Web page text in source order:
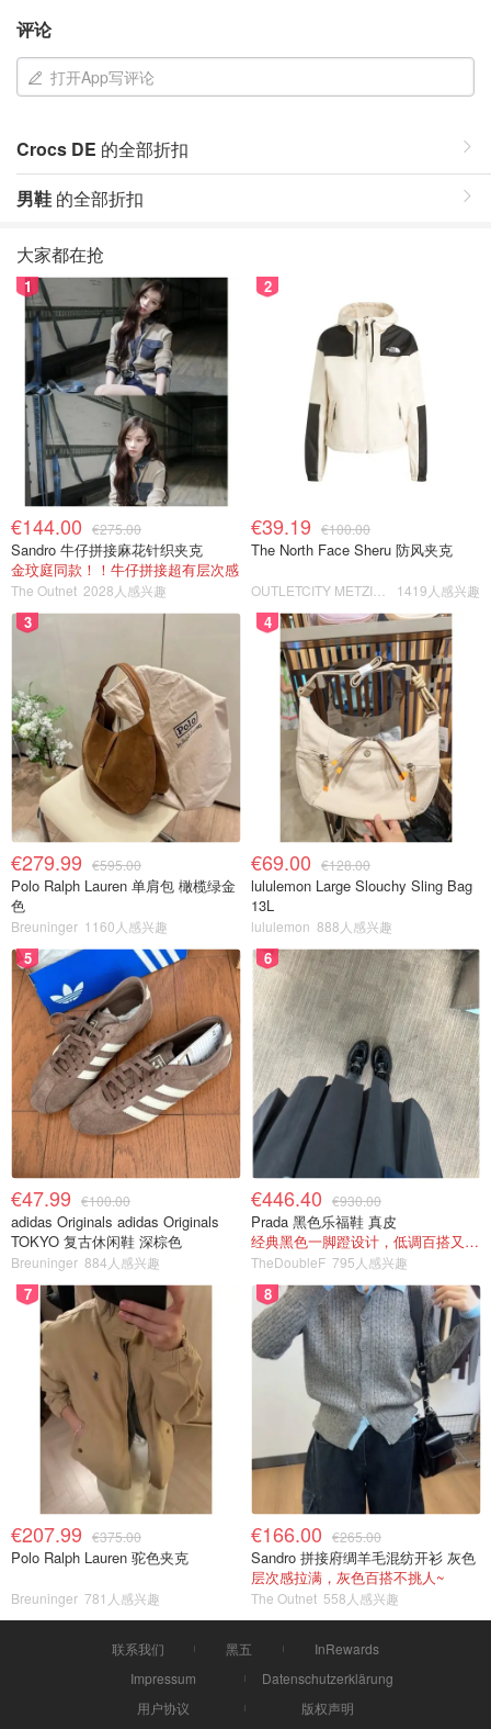
评论
打开App写评论
Crocs DE 的全部折扣
男鞋 的全部折扣
大家都在抢
1
€144.00 €275.00
Sandro 牛仔拼接麻花针织夹克
金玟庭同款！！牛仔拼接超有层次感
The Outnet 2028人感兴趣
2
€39.19 €100.00
The North Face Sheru 防风夹克
1419人感兴趣
3
€279.99 €595.00
Polo Ralph Lauren 单肩包 橄榄绿金
色
Breuninger 1160人感兴趣
4
€69.00 €128.00
lululemon Large Slouchy Sling Bag
13L
lululemon 888人感兴趣
5
€47.99 €100.00
adidas Originals adidas Originals
TOKYO 复古休闲鞋 深棕色
Breuninger 884人感兴趣
6
€446.40 €930.00
Prada 黑色乐福鞋 真皮
经典黑色一脚蹬设计，低调百搭又高级
TheDoubleF 795人感兴趣
7
€207.99 €375.00
Polo Ralph Lauren 驼色夹克
Breuninger 781人感兴趣
8
€166.00 €265.00
Sandro 拼接府绸羊毛混纺开衫 灰色
层次感拉满，灰色百搭不挑人~
The Outnet 558人感兴趣
联系我们 黑五
InRewards
Impressum
Datenschutzerklärung
用户协议
版权声明